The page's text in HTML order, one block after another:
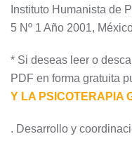
Instituto Humanista de
5 Nº 1 Año 2001,
* Si deseas leer o
PDF en forma gratuita
Y LA PSICOTERAPIA
. Desarrollo y